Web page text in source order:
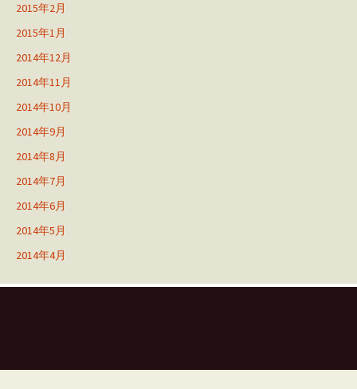
2015年2月
2015年1月
2014年12月
2014年11月
2014年10月
2014年9月
2014年8月
2014年7月
2014年6月
2014年5月
2014年4月